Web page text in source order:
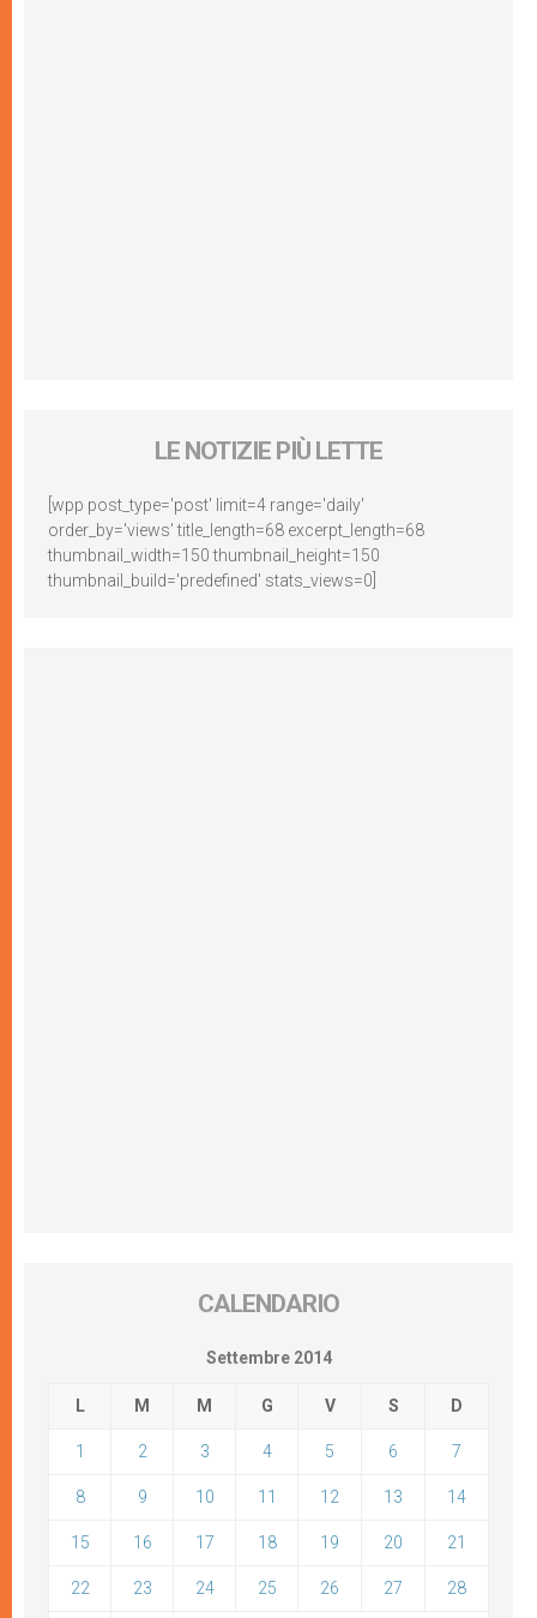
LE NOTIZIE PIÙ LETTE
[wpp post_type='post' limit=4 range='daily'
order_by='views' title_length=68 excerpt_length=68
thumbnail_width=150 thumbnail_height=150
thumbnail_build='predefined' stats_views=0]
CALENDARIO
Settembre 2014
L M M G V S D
1 2 3 4 5 6 7
8 9 10 11 12 13 14
15 16 17 18 19 20 21
22 23 24 25 26 27 28